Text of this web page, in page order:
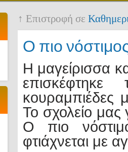
↑ Επιστροφή σε
Ο πιο
Η μαγείρισσα
κουραμπιέδες
Το σχολείο μας
Ο πιο
φτιάχνεται με